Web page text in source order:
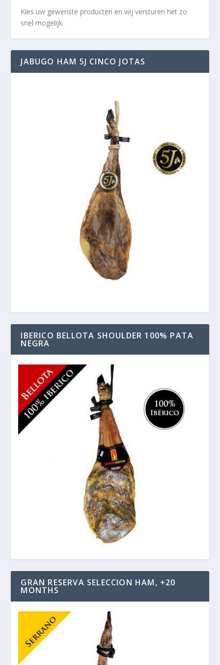
Kies uw gewenste producten en wij versturen het zo
snel mogelijk.
JABUGO HAM 5J CINCO JOTAS
IBERICO BELLOTA SHOULDER 100% PATA
NEGRA
GRAN RESERVA SELECCION HAM, +20
MONTHS